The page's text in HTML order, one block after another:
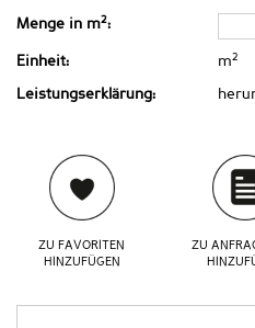
Menge in m2:
Einheit: m2
Leistungserklärung:
ZU FAVORITEN
HINZUFÜGEN
ZU